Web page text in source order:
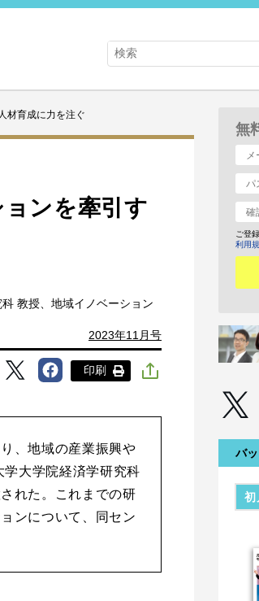
材育成に力を注ぐ
ンを牽引す
教授、地域イノベーション
2023年11月号
印刷
、地域の産業振興や
大学院経済学研究科
れた。これまでの研
ンについて、同セン
無
ご登
利用
バ
初